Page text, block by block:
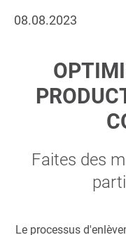
08.08.2023
Faites des
Le processus